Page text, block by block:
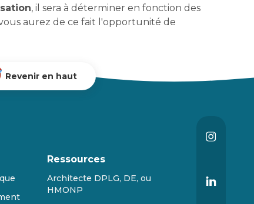
, il sera à déterminer en fonction des
aurez de ce fait l'opportunité de
Revenir en haut
Ressources
Architecte DPLG, DE, ou
HMONP